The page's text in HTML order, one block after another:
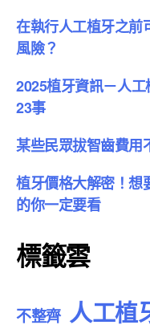
在執行人工植牙之前
風險？
2025植牙資訊－人
23事
某些民眾拔智齒費用
植牙價格大解密！想
的你一定要看
標籤雲
不整齊 人工植